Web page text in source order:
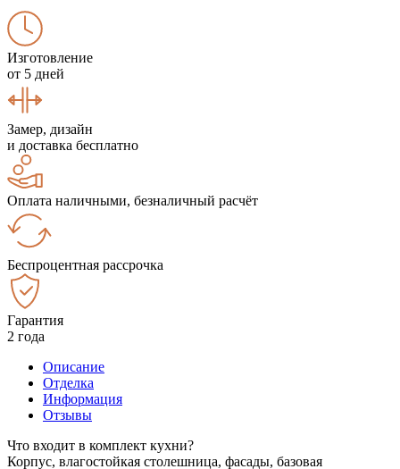
Изготовление
от 5 дней
Замер, дизайн
и доставка бесплатно
Оплата наличными, безналичный расчёт
Беспроцентная рассрочка
Гарантия
2 года
Описание
Отделка
Информация
Отзывы
Что входит в комплект кухни?
Корпус, влагостойкая столешница, фасады, базовая